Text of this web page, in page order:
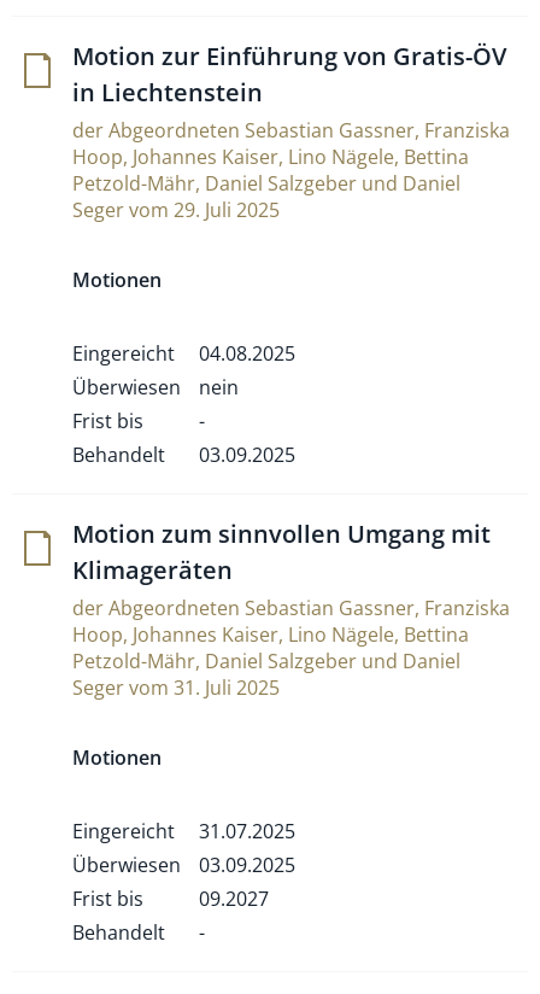
Motion zur Ein­füh­rung von Gratis-ÖV
in Liechtenstein
der Abgeordneten Sebastian Gassner, Franziska
Hoop, Johannes Kaiser, Lino Nägele, Bettina
Petzold-Mähr, Daniel Salzgeber und Daniel
Seger vom 29. Juli 2025
Motionen
Eingereicht
04.08.2025
Überwiesen
nein
Frist bis
-
Behandelt
03.09.2025
Motion zum sinn­vollen Umgang mit
Klimageräten
der Abgeordneten Sebastian Gassner, Franziska
Hoop, Johannes Kaiser, Lino Nägele, Bettina
Petzold-Mähr, Daniel Salzgeber und Daniel
Seger vom 31. Juli 2025
Motionen
Eingereicht
31.07.2025
Überwiesen
03.09.2025
Frist bis
09.2027
Behandelt
-